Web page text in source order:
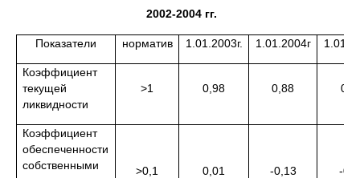
2002-2004 гг.
Показатели норматив 1.01.2003г. 1.01.2004г
Коэффициент
текущей
ликвидности
>1 0,98 0,88
Коэффициент
обеспеченности
собственными
>0,1 0,01 -0,13 -